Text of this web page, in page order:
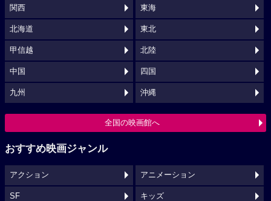
関西 東海
北海道 東北
甲信越 北陸
中国 四国
九州 沖縄
全国の映画館へ
おすすめ映画ジャンル
アクション アニメーション
SF キッズ